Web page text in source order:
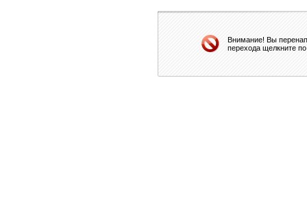
Внимание! Вы
перехода щелкните